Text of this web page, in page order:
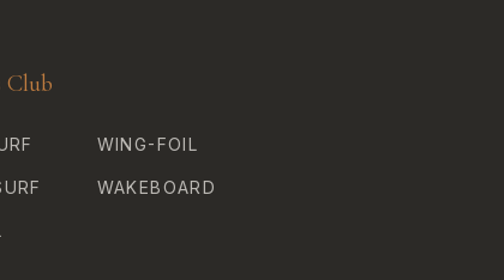
Club
WING-FOIL
WAKEBOARD